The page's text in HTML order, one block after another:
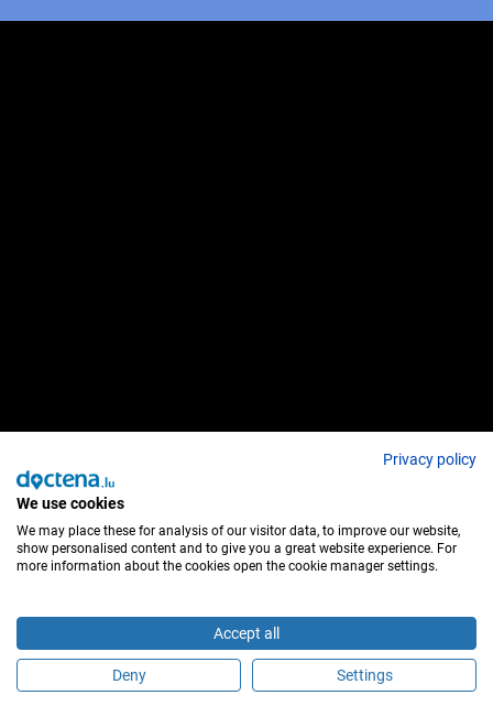
Sind Sie dieser Behandler?
Privacy policy
We use cookies
We may place these for analysis of our visitor data, to improve our website,
show personalised content and to give you a great website experience. For
more information about the cookies open the cookie manager settings.
Accept all
Deny Settings